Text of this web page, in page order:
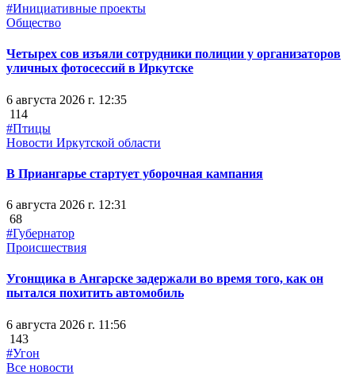
#Инициативные проекты
Общество
Четырех сов изъяли сотрудники полиции у организаторов
уличных фотосессий в Иркутске
6 августа 2026 г. 12:35
114
#Птицы
Новости Иркутской области
В Приангарье стартует уборочная кампания
6 августа 2026 г. 12:31
68
#Губернатор
Происшествия
Угонщика в Ангарске задержали во время того, как он
пытался похитить автомобиль
6 августа 2026 г. 11:56
143
#Угон
Все новости